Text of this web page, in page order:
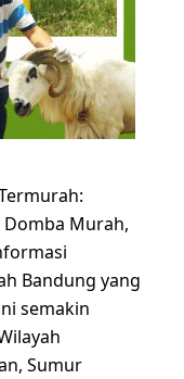
Domba Murah,
Bandung yang
semakin
Sumur